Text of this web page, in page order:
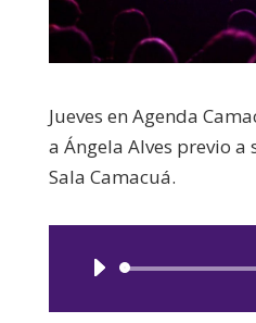
Jueves en Agenda
a Ángela Alves previo a
Sala Camacuá.